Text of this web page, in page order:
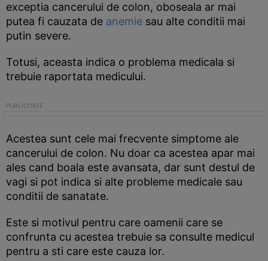
exceptia cancerului de colon, oboseala ar mai
putea fi cauzata de anemie sau alte conditii mai
putin severe.
Totusi, aceasta indica o problema medicala si
trebuie raportata medicului.
Acestea sunt cele mai frecvente simptome ale
cancerului de colon. Nu doar ca acestea apar mai
ales cand boala este avansata, dar sunt destul de
vagi si pot indica si alte probleme medicale sau
conditii de sanatate.
Este si motivul pentru care oamenii care se
confrunta cu acestea trebuie sa consulte medicul
pentru a sti care este cauza lor.